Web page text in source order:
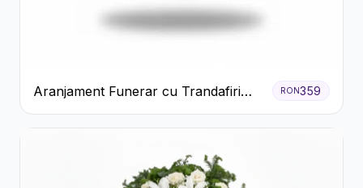
Aranjament Funerar cu Trandafiri
Albi Crizanteme Galbene și Crini
RON359